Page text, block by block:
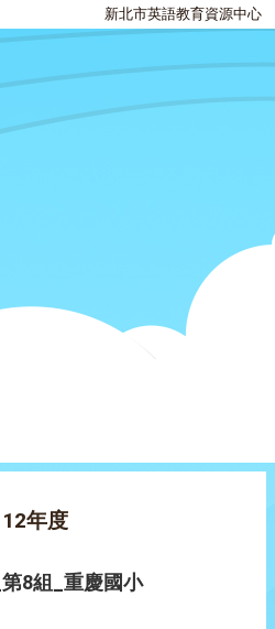
新北市英語教育資源中心
年度
8組_重慶國小